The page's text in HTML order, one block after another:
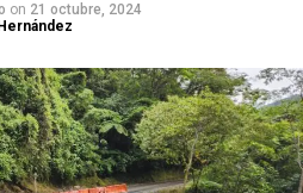
Amaya ratificó su
on 21 octubre, 2024